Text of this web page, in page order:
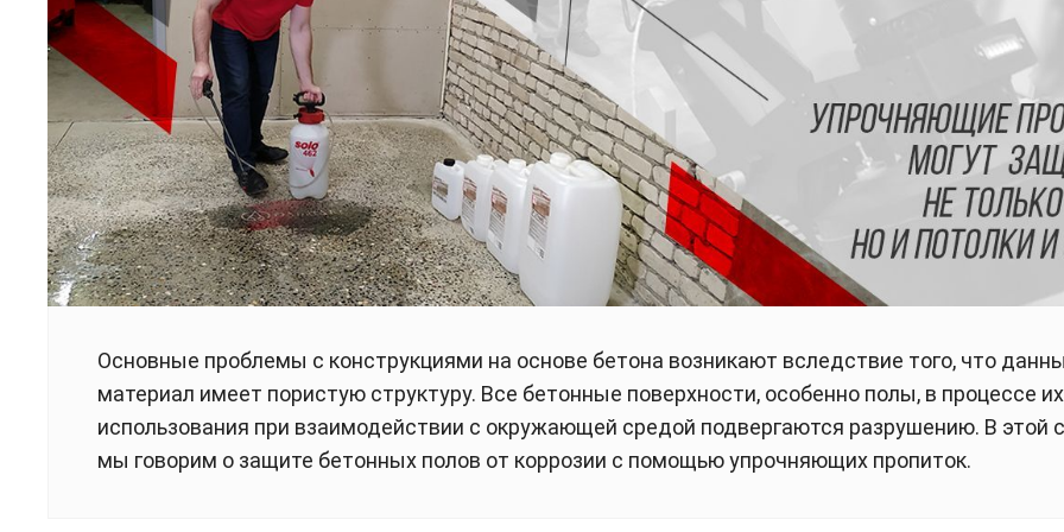
Основные проблемы с конструкциями на основе бетона возникают вследствие того, что
материал имеет пористую структуру. Все бетонные поверхности, особенно полы, в процессе их
использования при взаимодействии с окружающей средой подвергаются разрушению. В этой
мы говорим о защите бетонных полов от коррозии с помощью упрочняющих пропиток.